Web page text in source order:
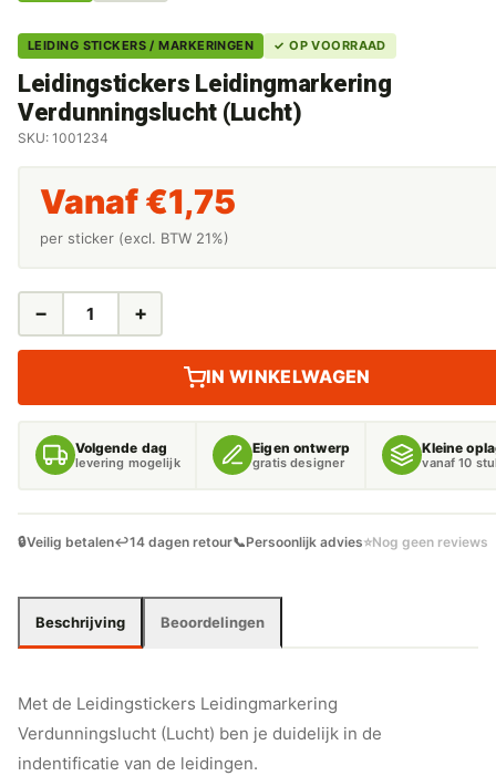
LEIDING STICKERS / MARKERINGEN ✓ OP VOORRAAD
Leidingstickers Leidingmarkering
Verdunningslucht (Lucht)
SKU: 1001234
Vanaf €1,75
per sticker (excl. BTW 21%)
LEIDINGSTICKERS
− +
IN WINKELWAGEN
Volgende dag
levering mogelijk
Eigen ontwerp
gratis designer
Kleine
vanaf 10
🔒Veilig betalen↩️14 dagen retour📞Persoonlijk advies⭐Nog geen reviews
Beschrijving Beoordelingen
Met de Leidingstickers Leidingmarkering
Verdunningslucht (Lucht) ben je duidelijk in de
indentificatie van de leidingen.